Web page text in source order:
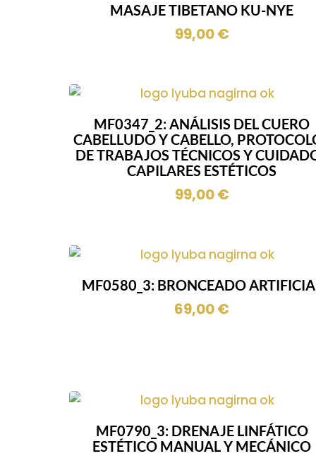
MASAJE TIBETANO KU-NYE
99,00€
MF0347_2: ANÁLISIS DEL CUERO
CABELLUDO Y CABELLO,
DE TRABAJOS TÉCNICOS Y
CAPILARES ESTÉTICOS
99,00€
MF0580_3: BRONCEADO
69,00€
MF0790_3: DRENAJE LINFÁTICO
ESTÉTICO MANUAL Y MECÁNICO